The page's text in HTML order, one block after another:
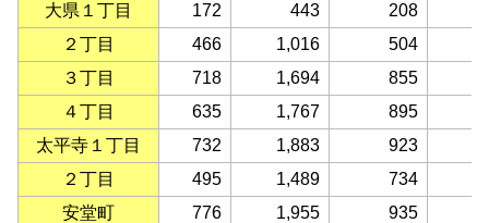
大県１丁目
172 443 208
２丁目
466 1,016 504
３丁目
718 1,694 855
４丁目
635 1,767 895
太平寺１丁目
732 1,883 923
２丁目
495 1,489 734
安堂町
776 1,955 935